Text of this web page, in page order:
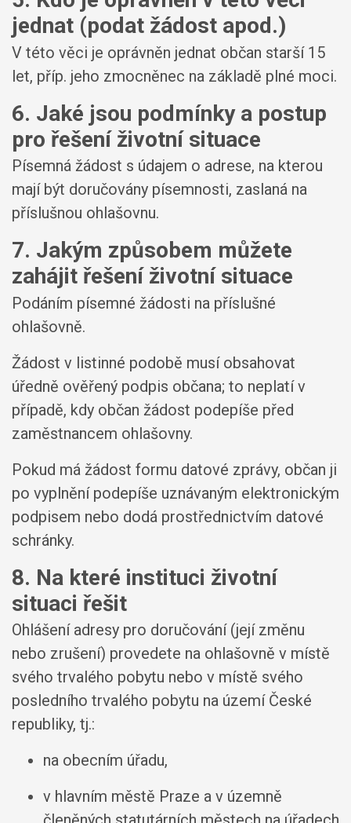
jednat (podat žádost apod.)
V této věci je oprávněn jednat občan starší 15
let, příp. jeho zmocněnec na základě plné moci.
6. Jaké jsou podmínky a postup
pro řešení životní situace
Písemná žádost s údajem o adrese, na kterou
mají být doručovány písemnosti, zaslaná na
příslušnou ohlašovnu.
7. Jakým způsobem můžete
zahájit řešení životní situace
Podáním písemné žádosti na příslušné
ohlašovně.
Žádost v listinné podobě musí obsahovat
úředně ověřený podpis občana; to neplatí v
případě, kdy občan žádost podepíše před
zaměstnancem ohlašovny.
Pokud má žádost formu datové zprávy, občan ji
po vyplnění podepíše uznávaným elektronickým
podpisem nebo dodá prostřednictvím datové
schránky.
8. Na které instituci životní
situaci řešit
Ohlášení adresy pro doručování (její změnu
nebo zrušení) provedete na ohlašovně v místě
svého trvalého pobytu nebo v místě svého
posledního trvalého pobytu na území České
republiky, tj.:
na obecním úřadu,
v hlavním městě Praze a v územně